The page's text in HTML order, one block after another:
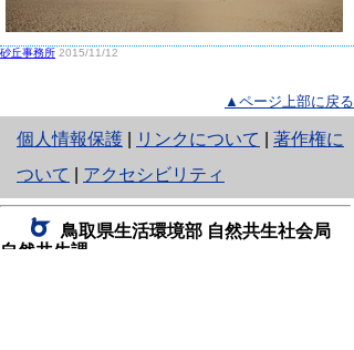
砂丘事務所 2015/11/12
▲ページ上部に戻る
個人情報保護
と
り
ネ
ッ
リンクについて
著作権に
ついて
アクセシビリティ
鳥取県生活環境部 自然共生社会局
自然共生課